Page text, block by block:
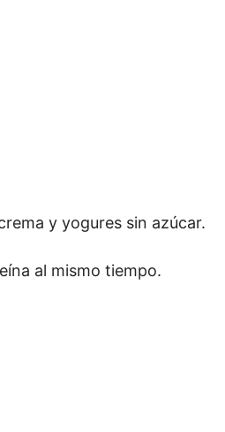
y yogures sin azúcar.
al mismo tiempo.